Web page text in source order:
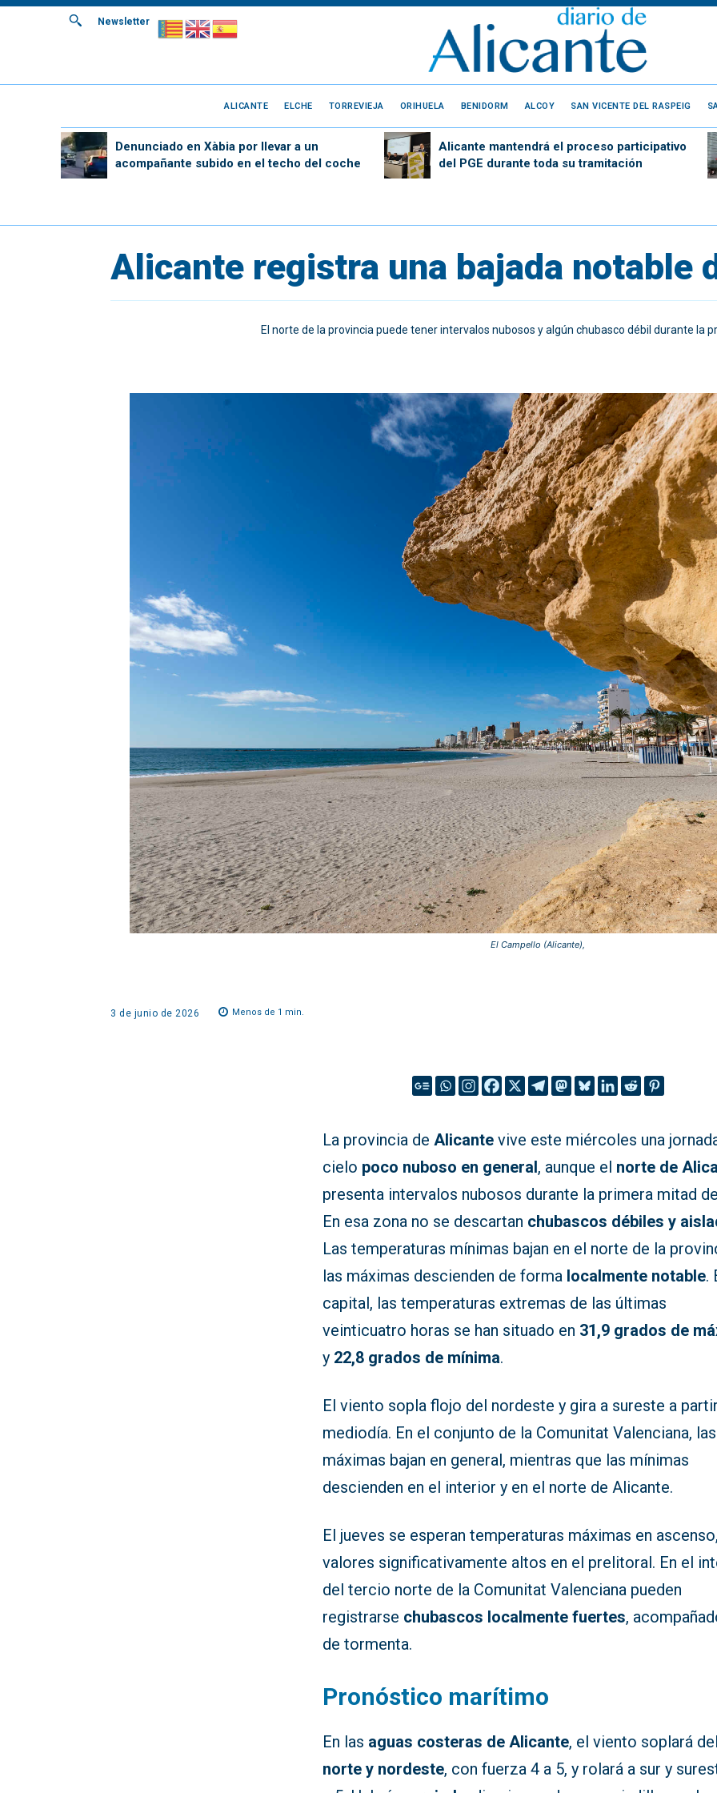
Newsletter
ALICANTE ELCHE TORREVIEJA ORIHUELA BENIDORM ALCOY SAN VICENTE DEL RASPEIG
Denunciado en Xàbia por llevar a un
acompañante subido en el techo del coche
Alicante mantendrá el proceso participativo
del PGE durante toda su tramitación
Alicante registra una bajada notable
El norte de la provincia puede tener intervalos nubosos y algún chubasco débil durante la
El Campello (Alicante),
3 de junio de 2026 Menos de 1 min.
La provincia deAlicante vive este miércoles una
cielo poco nuboso en general, aunque el norte de
presenta intervalos nubosos durante la primera mitad
En esa zona no se descartan chubascos débiles y
Las temperaturas mínimas bajan en el norte de la
las máximas descienden de forma localmente notable.
capital, las temperaturas extremas de las últimas
veinticuatro horas se han situado en 31,9 grados de
y 22,8 grados de mínima.
El viento sopla flojo del nordeste y gira a sureste a
mediodía. En el conjunto de la Comunitat Valenciana, las
máximas bajan en general, mientras que las mínimas
descienden en el interior y en el norte de Alicante.
El jueves se esperan temperaturas máximas en
valores significativamente altos en el prelitoral. En el
del tercio norte de la Comunitat Valenciana pueden
registrarse chubascos localmente fuertes,
de tormenta.
Pronóstico marítimo
En las aguas costeras de Alicante, el viento soplará
norte y nordeste, con fuerza 4 a 5, y rolará a sur y